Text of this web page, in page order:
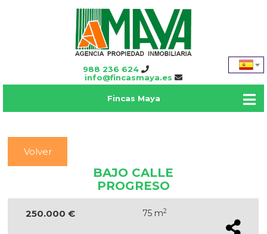
988 236 624
info@fincasmaya.es
Fincas Maya
Volver
BAJO CALLE
PROGRESO
250.000 € 75 m2